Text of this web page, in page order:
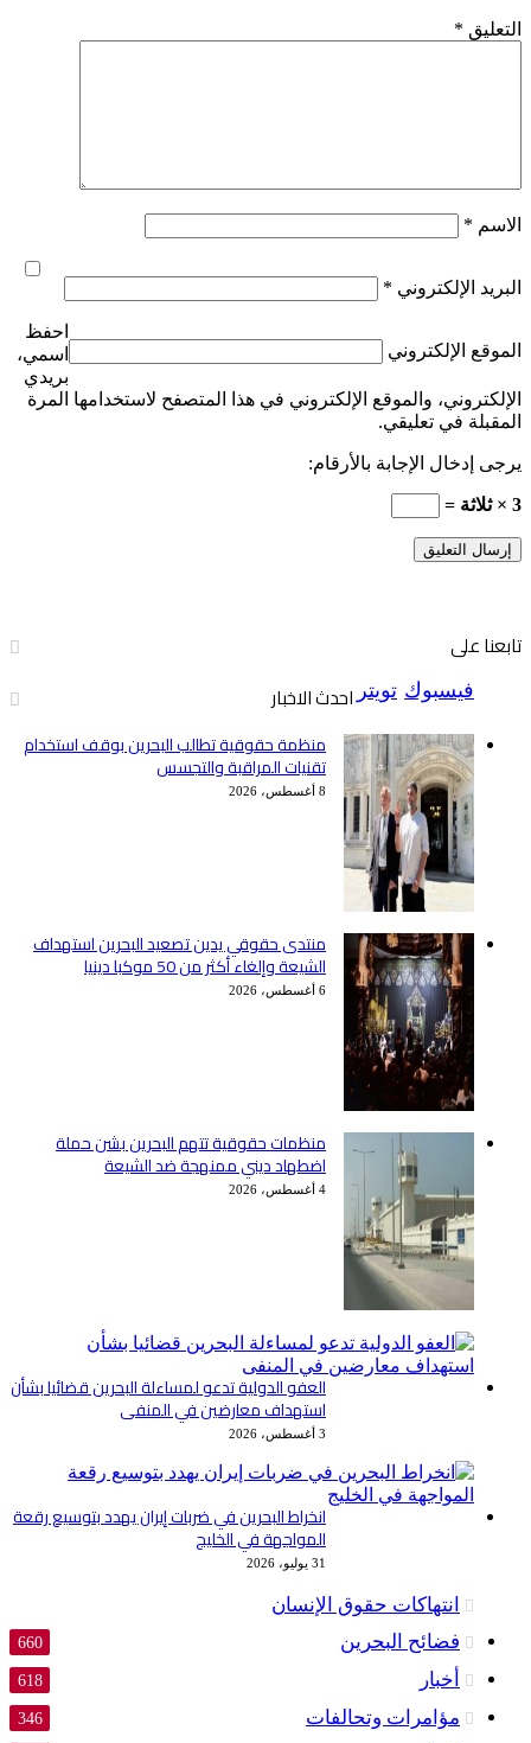
التعليق *
الاسم *
البريد الإلكتروني *
الموقع الإلكتروني
احفظ
اسمي،
بريدي
الإلكتروني، والموقع الإلكتروني في هذا المتصفح لاستخدامها المرة
المقبلة في تعليقي.
يرجى إدخال الإجابة بالأرقام:
3 × ثلاثة =
تابعنا على
فيسبوك تويتر احدث الاخبار
منظمة حقوقية تطالب البحرين بوقف استخدام
تقنيات المراقبة والتجسس
8 أغسطس، 2026
منتدى حقوقي يدين تصعيد البحرين استهداف
الشيعة وإلغاء أكثر من 50 موكبا دينيا
6 أغسطس، 2026
منظمات حقوقية تتهم البحرين بشن حملة
اضطهاد ديني ممنهجة ضد الشيعة
4 أغسطس، 2026
العفو الدولية تدعو لمساءلة البحرين قضائيا بشأن
استهداف معارضين في المنفى
3 أغسطس، 2026
انخراط البحرين في ضربات إيران يهدد بتوسيع رقعة
المواجهة في الخليج
31 يوليو، 2026
انتهاكات حقوق الإنسان
فضائح البحرين
660
أخبار 618
مؤامرات وتحالفات 346